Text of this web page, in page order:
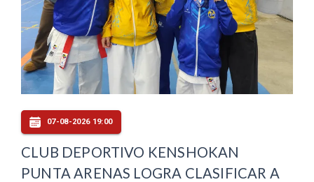
07-08-2026 19:00
CLUB DEPORTIVO KENSHOKAN
PUNTA ARENAS LOGRA CLASIFICAR A